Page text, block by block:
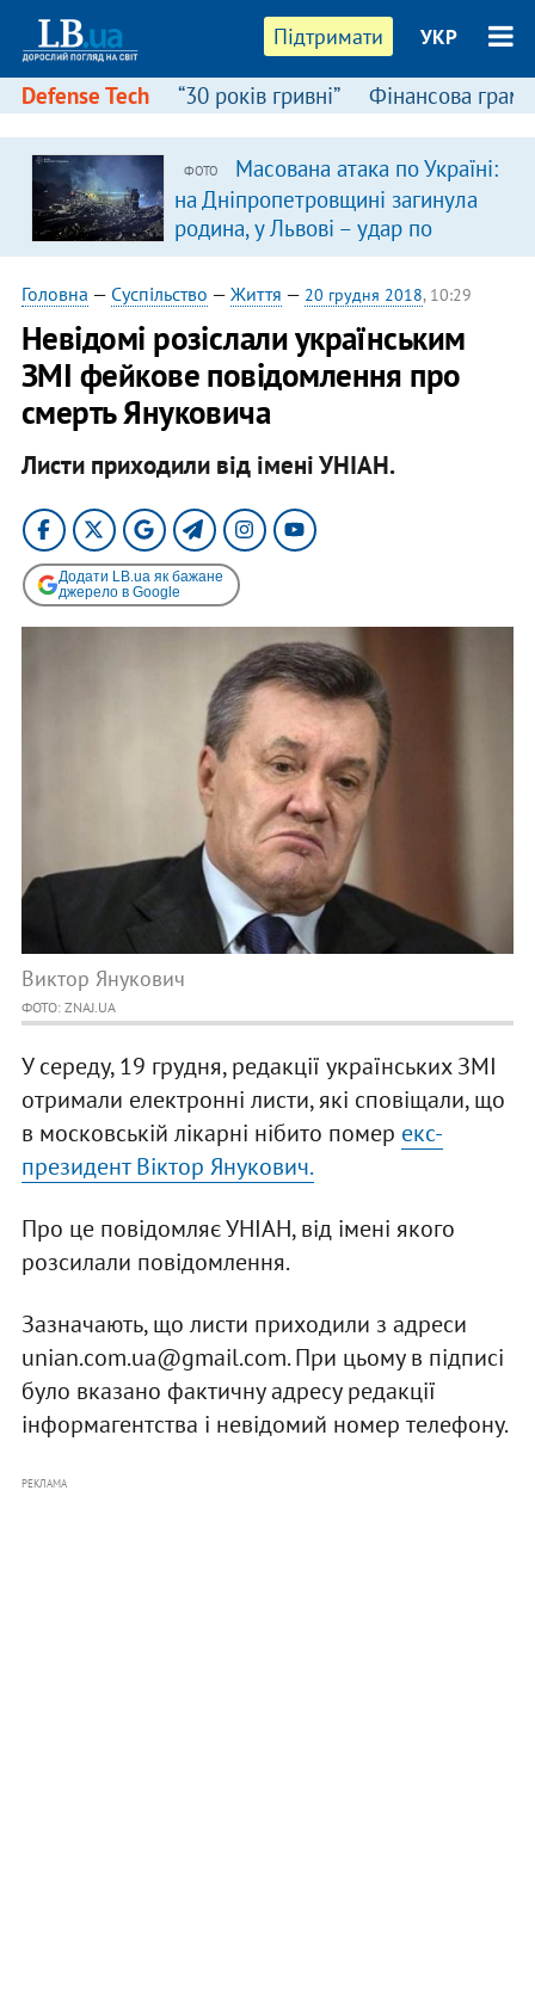
Підтримати УКР
Defense Tech “30 років гривні” Фінансова
ФОТО
Масована атака по Україні:
на Дніпропетровщині загинула
родина, у Львові – удар по
багатоповерхівках
(доповнюється)
Головна — Суспільство — Життя — 20 грудня 2018, 10:29
Невідомі розіслали українським
ЗМІ фейкове повідомлення про
смерть Януковича
Листи приходили від імені УНІАН.
Додати LB.ua як бажане
джерело в Google
Виктор Янукович
ФОТО: ZNAJ.UA
У середу, 19 грудня, редакції українських ЗМІ
отримали електронні листи, які сповіщали, що
в московській лікарні нібито помер екс-
президент Віктор Янукович.
Про це повідомляє УНІАН, від імені якого
розсилали повідомлення.
Зазначають, що листи приходили з адреси
unian.com.ua@gmail.com. При цьому в підписі
було вказано фактичну адресу редакції
інформагентства і невідомий номер телефону.
РЕКЛАМА